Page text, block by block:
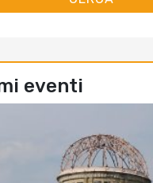
eventi